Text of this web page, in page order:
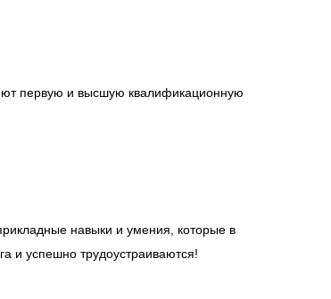
первую и высшую квалификационную
навыки и умения, которые в
и успешно трудоустраиваются!